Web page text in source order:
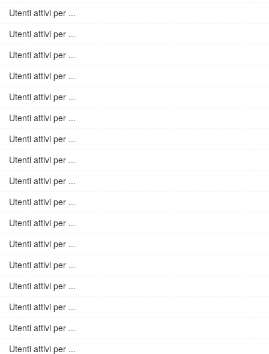
Utenti attivi per ...
Utenti attivi per ...
Utenti attivi per ...
Utenti attivi per ...
Utenti attivi per ...
Utenti attivi per ...
Utenti attivi per ...
Utenti attivi per ...
Utenti attivi per ...
Utenti attivi per ...
Utenti attivi per ...
Utenti attivi per ...
Utenti attivi per ...
Utenti attivi per ...
Utenti attivi per ...
Utenti attivi per ...
Utenti attivi per ...